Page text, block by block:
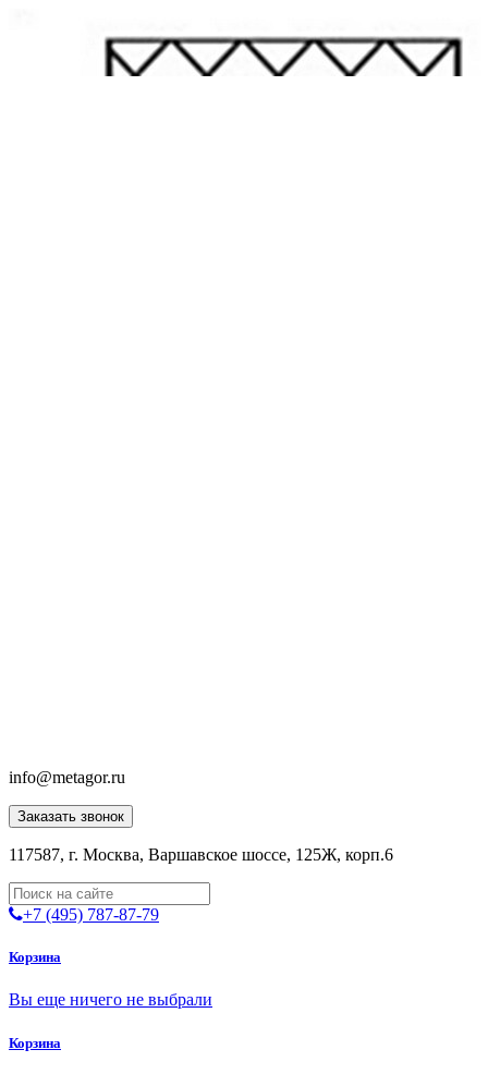
info@metagor.ru
Заказать звонок
117587, г. Москва, Варшавское шоссе, 125Ж, корп.6
+7 (495) 787-87-79
Корзина
Вы еще ничего не выбрали
Корзина